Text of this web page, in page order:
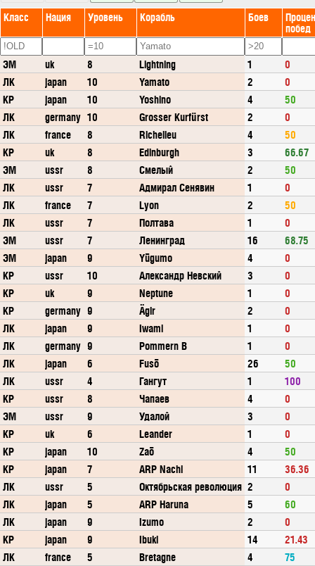
Класс Нация Уровень Корабль Боев
побед
ЭМ uk 8 Lightning 1
0
ЛК
japan 10 Yamato 2
0
КР
japan 10 Yoshino 4
50
ЛК
germany 10 Grosser Kurfürst 2
0
ЛК
france 8 Richelieu 4
50
КР
uk 8 Edinburgh 3
66.67
ЭМ
ussr 8 Смелый 2
50
ЛК
ussr 7 Адмирал Сенявин 1
0
ЛК
france 7 Lyon 2
50
ЛК
ussr 7 Полтава 1
0
ЭМ
ussr 7 Ленинград 16
68.75
ЭМ
japan 9 Yūgumo 4
0
КР
ussr 10 Александр Невский 3
0
КР
uk 9 Neptune 1
0
КР
germany 9 Ägir 2
0
ЛК
japan 9 Iwami 1
0
ЛК
germany 9 Pommern B 1
0
ЛК
japan 6 Fusō 26
50
ЛК
ussr 4 Гангут 1
100
КР
ussr 8 Чапаев 4
0
ЭМ
ussr 9 Удалой 3
0
КР
uk 6 Leander 1
0
КР
japan 10 Zaō 4
50
КР
japan 7 ARP Nachi 11
36.36
ЛК
ussr 5 Октябрьская революция 2
0
ЛК
japan 5 ARP Haruna 5
60
ЛК
japan 9 Izumo 2
0
КР
japan 9 Ibuki 14
21.43
ЛК
france 5 Bretagne 4
75